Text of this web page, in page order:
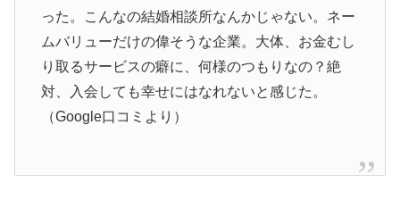
った。こんなの結婚相談所なんかじゃない。ネー
ムバリューだけの偉そうな企業。大体、お金むし
り取るサービスの癖に、何様のつもりなの？絶
対、入会しても幸せにはなれないと感じた。
（Google口コミより）